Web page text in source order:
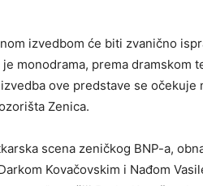
izvedbom će biti zvanično
je monodrama, prema dramskom
ove predstave se
Zenica.
scena zeničkog BNP-a,
Kovačovskim i Nađom